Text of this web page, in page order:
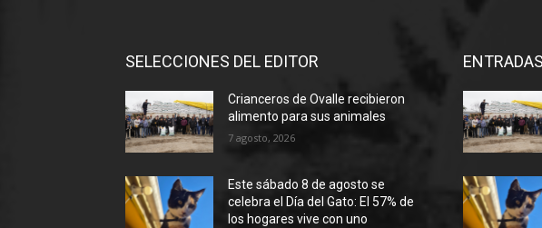
SELECCIONES DEL EDITOR
Crianceros de Ovalle recibieron
alimento para sus animales
7 agosto, 2026
Este sábado 8 de agosto se
celebra el Día del Gato: El 57% de
los hogares vive con uno